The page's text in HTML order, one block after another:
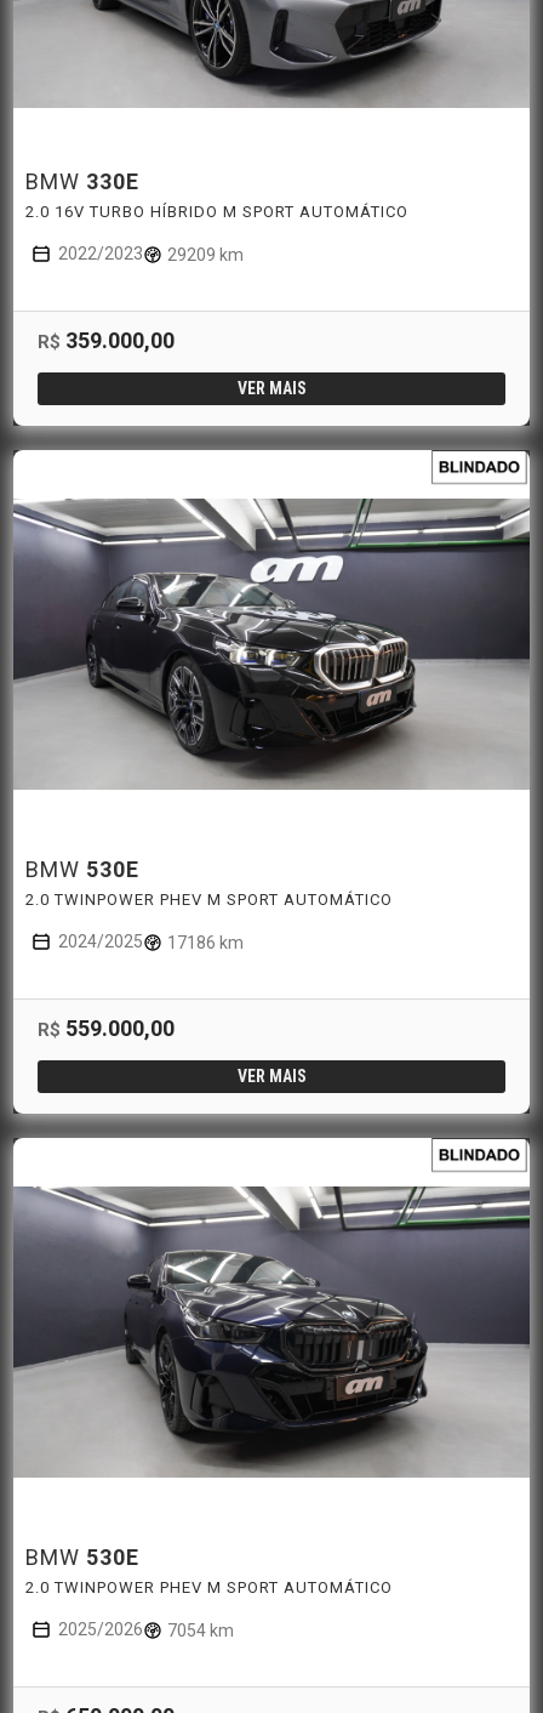
BMW 330E
2.0 16V TURBO HÍBRIDO M SPORT AUTOMÁTICO
2022/2023 29209 km
R$ 359.000,00
VER MAIS
BMW 530E
2.0 TWINPOWER PHEV M SPORT AUTOMÁTICO
2024/2025 17186 km
R$ 559.000,00
VER MAIS
BMW 530E
2.0 TWINPOWER PHEV M SPORT AUTOMÁTICO
2025/2026 7054 km